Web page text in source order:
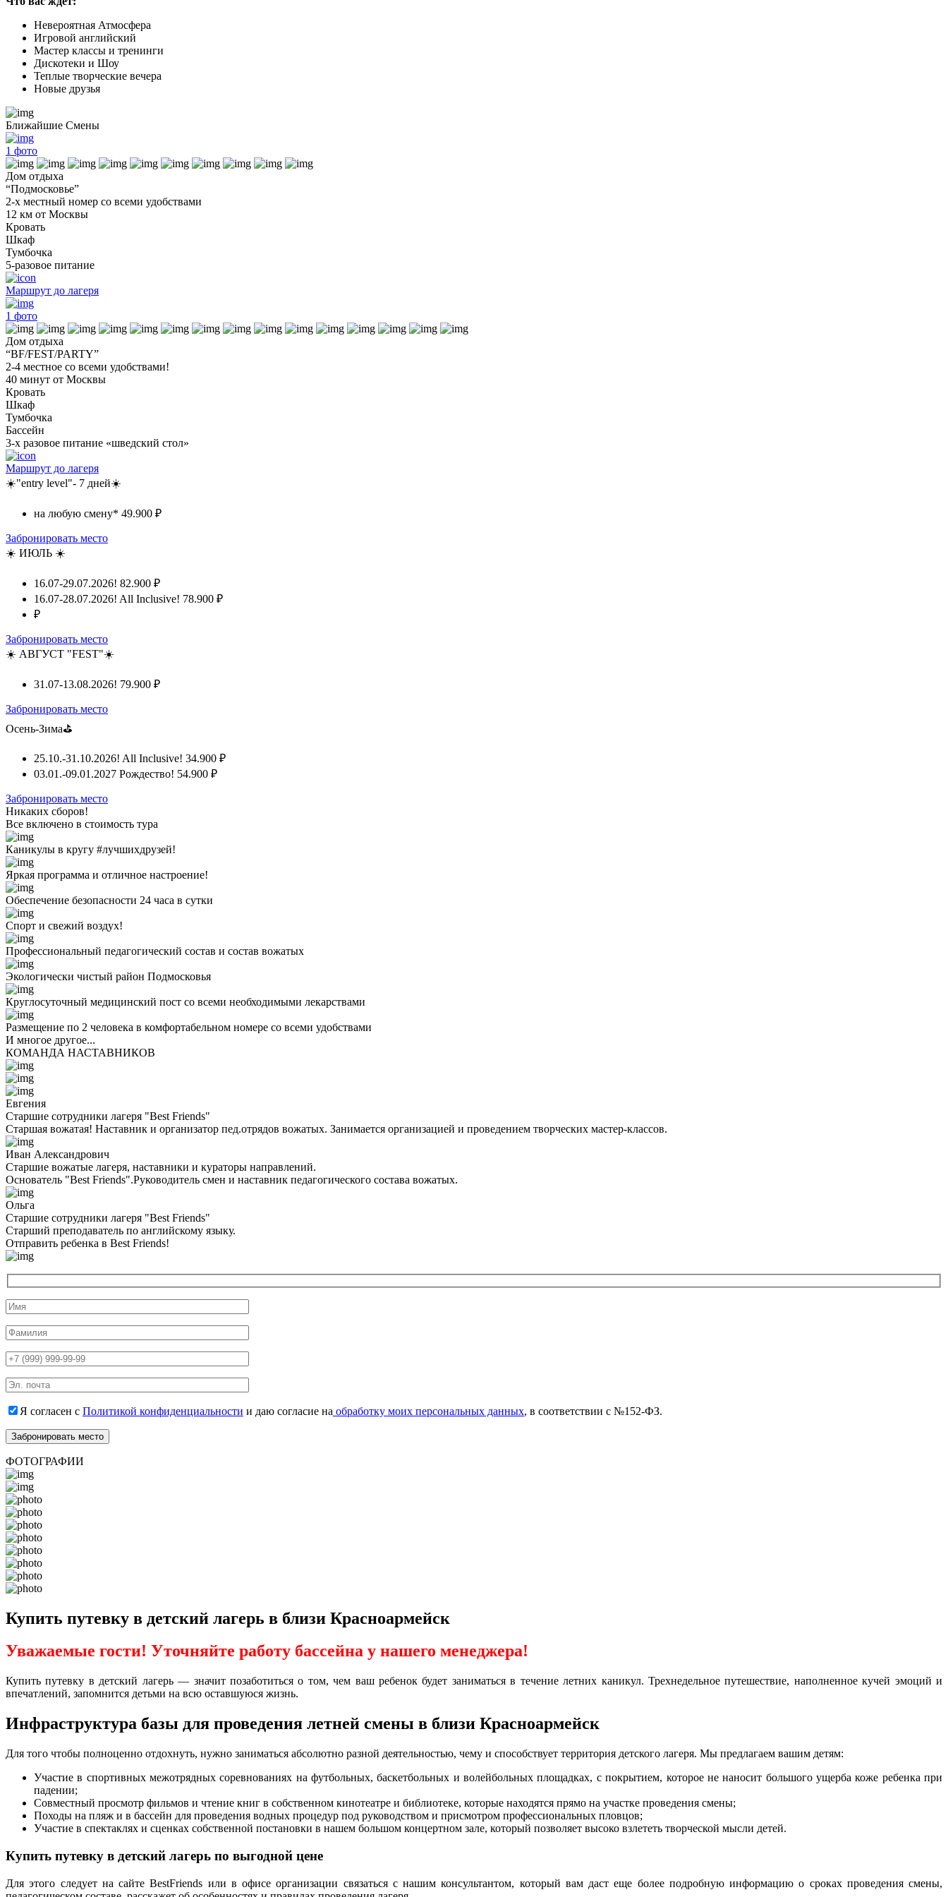
Невероятная Атмосфера
Игровой английский
Мастер классы и тренинги
Дискотеки и Шоу
Теплые творческие вечера
Новые друзья
Ближайшие Смены
1 фото
Дом отдыха
“Подмосковье”
2-х местный номер со всеми удобствами
12 км от Москвы
Кровать
Шкаф
Тумбочка
5-разовое питание
Маршрут до лагеря
1 фото
Дом отдыха
“BF/FEST/PARTY”
2-4 местное со всеми удобствами!
40 минут от Москвы
Кровать
Шкаф
Тумбочка
Бассейн
3-х разовое питание «шведский стол»
Маршрут до лагеря
☀️"entry level"- 7 дней☀️
на любую смену* 49.900 ₽
Забронировать место
☀️ ИЮЛЬ ☀️
16.07-29.07.2026! 82.900 ₽
16.07-28.07.2026! All Inclusive! 78.900 ₽
₽
Забронировать место
☀️ АВГУСТ "FEST"☀️
31.07-13.08.2026! 79.900 ₽
Забронировать место
Осень-Зима⛳
25.10.-31.10.2026! All Inclusive! 34.900 ₽
03.01.-09.01.2027 Рождество! 54.900 ₽
Забронировать место
Никаких сборов!
Все включено в стоимость тура
Каникулы в кругу #лучшихдрузей!
Яркая программа и отличное настроение!
Обеспечение безопасности 24 часа в сутки
Спорт и свежий воздух!
Профессиональный педагогический состав и состав вожатых
Экологически чистый район Подмосковья
Круглосуточный медицинский пост со всеми необходимыми лекарствами
Размещение по 2 человека в комфортабельном номере со всеми удобствами
И многое другое...
КОМАНДА НАСТАВНИКОВ
Евгения
Старшие сотрудники лагеря "Best Friends"
Старшая вожатая! Наставник и организатор пед.отрядов вожатых. Занимается организацией и проведением творческих мастер-классов.
Иван Александрович
Старшие вожатые лагеря, наставники и кураторы направлений.
Основатель "Best Friends".Руководитель смен и наставник педагогического состава вожатых.
Ольга
Старшие сотрудники лагеря "Best Friends"
Cтарший преподаватель по английскому языку.
Отправить ребенка в Best Friends!
Я согласен с Политикой конфиденциальности и даю согласие на обработку моих персональных данных, в соответствии с №152-ФЗ.
ФОТОГРАФИИ
Купить путевку в детский лагерь в близи Красноармейск
Уважаемые гости! Уточняйте работу бассейна у нашего менеджера!
Купить путевку в детский лагерь — значит позаботиться о том, чем ваш ребенок будет заниматься в течение летних каникул. Трехнедельное путешествие, наполненное кучей эмоций и
впечатлений, запомнится детьми на всю оставшуюся жизнь.
Инфраструктура базы для проведения летней смены в близи Красноармейск
Для того чтобы полноценно отдохнуть, нужно заниматься абсолютно разной деятельностью, чему и способствует территория детского лагеря. Мы предлагаем вашим детям:
Участие в спортивных межотрядных соревнованиях на футбольных, баскетбольных и волейбольных площадках, с покрытием, которое не наносит большого ущерба коже ребенка при
падении;
Совместный просмотр фильмов и чтение книг в собственном кинотеатре и библиотеке, которые находятся прямо на участке проведения смены;
Походы на пляж и в бассейн для проведения водных процедур под руководством и присмотром профессиональных пловцов;
Участие в спектаклях и сценках собственной постановки в нашем большом концертном зале, который позволяет высоко взлететь творческой мысли детей.
Купить путевку в детский лагерь по выгодной цене
Для этого следует на сайте BestFriends или в офисе организации связаться с нашим консультантом, который вам даст еще более подробную информацию о сроках проведения смены,